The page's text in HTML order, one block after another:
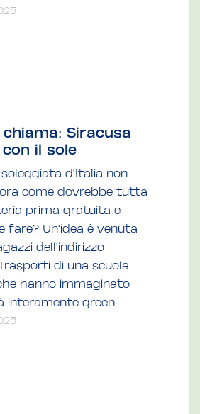
chiama: Siracusa
il sole
d'Italia non
come dovrebbe tutta
prima gratuita e
fare? Un'idea è venuta
dell'indirizzo
di una scuola
hanno immaginato
interamente green. ...